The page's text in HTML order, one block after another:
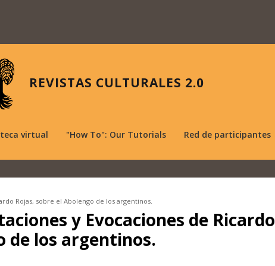
REVISTAS CULTURALES 2.0
virtual "How To": Our Tutorials Red de participantes
Rojas, sobre el Abolengo de los argentinos.
y Evocaciones de Ricardo
de los argentinos.